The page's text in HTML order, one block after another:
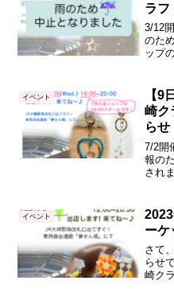
ラフ
3/12
のた
ップ
（水
ット
っっ
イベント
【9
崎ク
らせ
7/2開
報の
され
ート
ト参
「
雨予...
イベント
ーケ
さて
らせ
崎ク